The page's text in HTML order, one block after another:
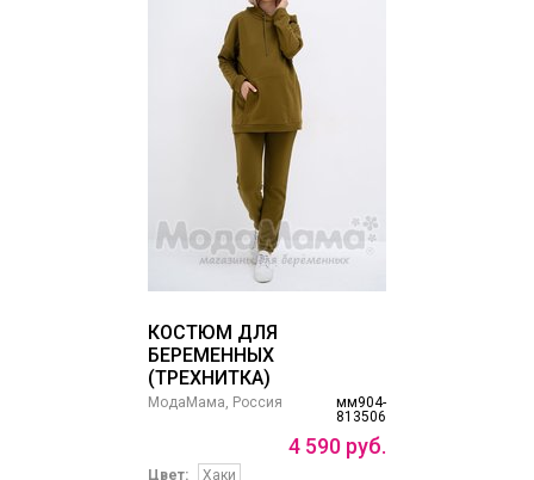
КОСТЮМ ДЛЯ
БЕРЕМЕННЫХ
(ТРЕХНИТКА)
мм904-
813506
МодаМама, Россия
4 590 руб.
Цвет: Хаки